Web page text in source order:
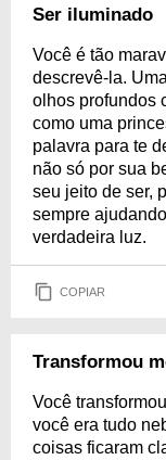
Ser iluminado
Você é tão
descrevê-la.
olhos profundos
como uma
palavra para te
não só por sua
seu jeito de ser,
sempre
verdadeira luz.
COPIAR
Transformou
Você
você era tudo
coisas ficaram